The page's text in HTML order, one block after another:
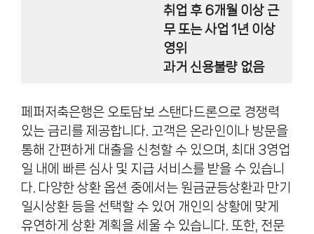
취업 후 6개월 이상 근
무 또는 사업 1년 이상
영위
과거 신용불량 없음
페퍼저축은행은 오토담보 스탠다드론으로 경쟁력
있는 금리를 제공합니다. 고객은 온라인이나 방문을
통해 간편하게 대출을 신청할 수 있으며, 최대 3영업
일 내에 빠른 심사 및 지급 서비스를 받을 수 있습니
다. 다양한 상환 옵션 중에서는 원금균등상환과 만기
일시상환 등을 선택할 수 있어 개인의 상황에 맞게
유연하게 상환 계획을 세울 수 있습니다. 또한, 전문